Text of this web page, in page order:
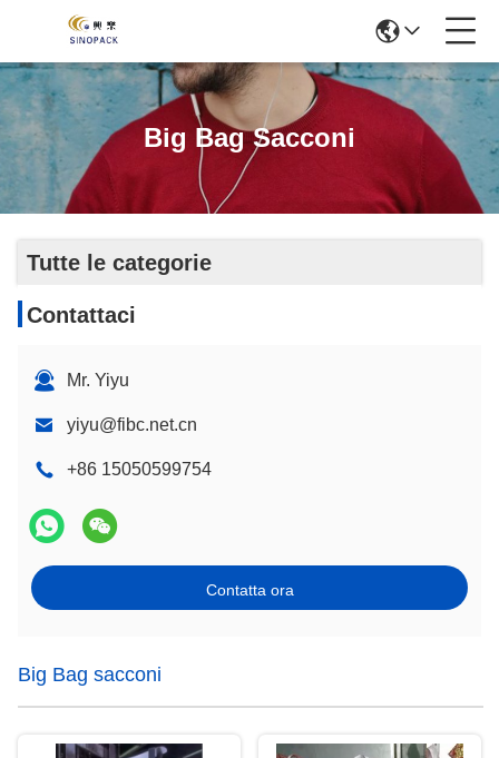
Big Bag Sacconi
Tutte le categorie
Contattaci
Mr. Yiyu
yiyu@fibc.net.cn
+86 15050599754
Contatta ora
Big Bag sacconi